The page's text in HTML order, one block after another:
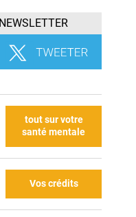
tout sur votre
santé mentale
Vos crédits